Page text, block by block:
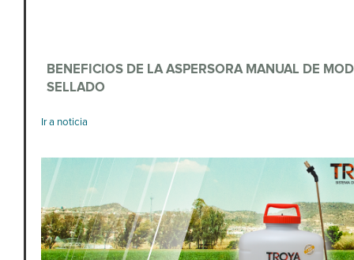
BENEFICIOS DE LA ASPERSORA MANUAL DE
SELLADO
Ir a noticia